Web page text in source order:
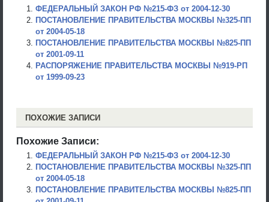
ФЕДЕРАЛЬНЫЙ ЗАКОН РФ №215-ФЗ от 2004-12-30
ПОСТАНОВЛЕНИЕ ПРАВИТЕЛЬСТВА МОСКВЫ №325-ПП
от 2004-05-18
ПОСТАНОВЛЕНИЕ ПРАВИТЕЛЬСТВА МОСКВЫ №825-ПП
от 2001-09-11
РАСПОРЯЖЕНИЕ ПРАВИТЕЛЬСТВА МОСКВЫ №919-РП
от 1999-09-23
ПОХОЖИЕ ЗАПИСИ
Похожие Записи:
ФЕДЕРАЛЬНЫЙ ЗАКОН РФ №215-ФЗ от 2004-12-30
ПОСТАНОВЛЕНИЕ ПРАВИТЕЛЬСТВА МОСКВЫ №325-ПП
от 2004-05-18
ПОСТАНОВЛЕНИЕ ПРАВИТЕЛЬСТВА МОСКВЫ №825-ПП